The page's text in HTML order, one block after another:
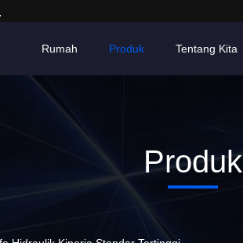
Rumah Produk Tentang Kita
Produk